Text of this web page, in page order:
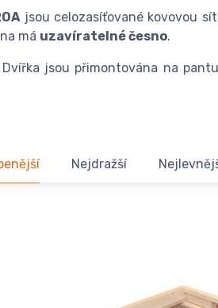
jsou celozasíťované kovovou
má uzavíratelné česno.
jsou přimontována na
Nejdražší